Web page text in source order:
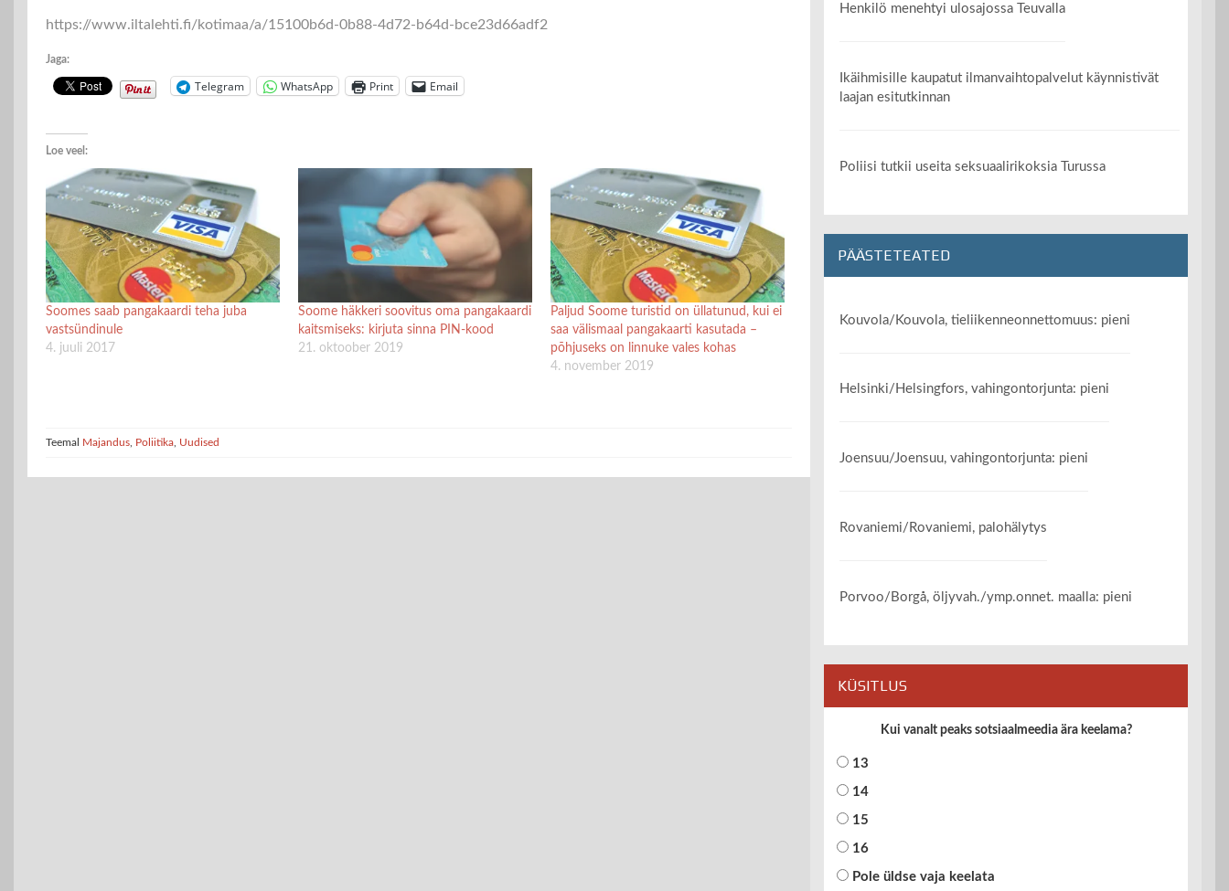
https://www.iltalehti.fi/kotimaa/a/15100b6d-0b88-4d72-b64d-bce23d66adf2
Jaga:
Telegram WhatsApp Print Email
Loe veel:
Soomes saab pangakaardi teha juba
vastsündinule
4. juuli 2017
Soome häkkeri soovitus oma pangakaardi
kaitsmiseks: kirjuta sinna PIN-kood
21. oktoober 2019
Paljud Soome turistid on üllatunud, kui ei
saa välismaal pangakaarti kasutada –
põhjuseks on linnuke vales kohas
4. november 2019
Teemal Majandus Poliitika Uudised
Henkilö menehtyi ulosajossa Teuvalla
Ikäihmisille kaupatut ilmanvaihtopalvelut käynnistivät
laajan esitutkinnan
Poliisi tutkii useita seksuaalirikoksia Turussa
PÄÄSTETEATED
Kouvola/Kouvola, tieliikenneonnettomuus: pieni
Helsinki/Helsingfors, vahingontorjunta: pieni
Joensuu/Joensuu, vahingontorjunta: pieni
Rovaniemi/Rovaniemi, palohälytys
Porvoo/Borgå, öljyvah./ymp.onnet. maalla: pieni
KÜSITLUS
Kui vanalt peaks sotsiaalmeedia ära keelama?
13
14
15
16
Pole üldse vaja keelata